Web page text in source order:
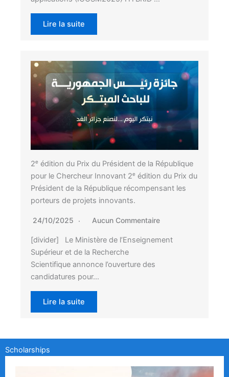
Lire la suite
2ᵉ édition du Prix du Président de la République
pour le Chercheur Innovant 2ᵉ édition du Prix du
Président de la République récompensant les
porteurs de projets innovants.
24/10/2025 Aucun Commentaire
[divider] Le Ministère de l’Enseignement
Supérieur et de la Recherche
Scientifique annonce l’ouverture des
candidatures pour…
Lire la suite
Scholarships